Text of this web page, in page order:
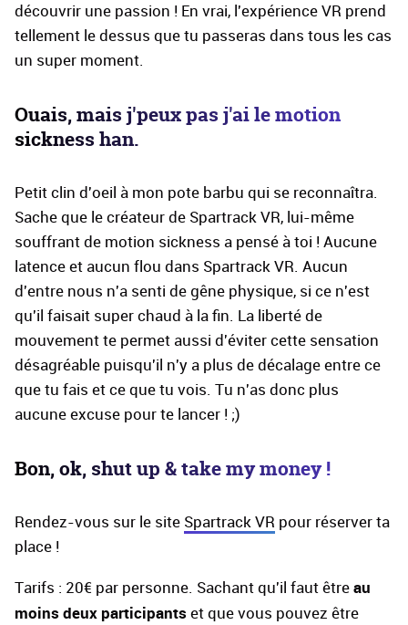
découvrir une passion ! En vrai, l'expérience VR prend
tellement le dessus que tu passeras dans tous les cas
un super moment.
Ouais, mais j'peux pas j'ai le motion
sickness han.
Petit clin d'oeil à mon pote barbu qui se reconnaîtra.
Sache que le créateur de Spartrack VR, lui-même
souffrant de motion sickness a pensé à toi ! Aucune
latence et aucun flou dans Spartrack VR. Aucun
d'entre nous n'a senti de gêne physique, si ce n'est
qu'il faisait super chaud à la fin. La liberté de
mouvement te permet aussi d'éviter cette sensation
désagréable puisqu'il n'y a plus de décalage entre ce
que tu fais et ce que tu vois. Tu n'as donc plus
aucune excuse pour te lancer ! ;)
Bon, ok, shut up & take my money !
Rendez-vous sur le site Spartrack VR pour réserver ta
place !
Tarifs : 20€ par personne. Sachant qu'il faut être au
moins deux participants et que vous pouvez être